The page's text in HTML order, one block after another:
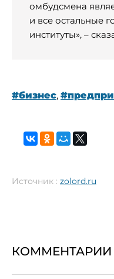
омбудсмена
и все остальные
институты», –
#бизнес,
Источник : zolord.ru
КОММЕНТАРИИ